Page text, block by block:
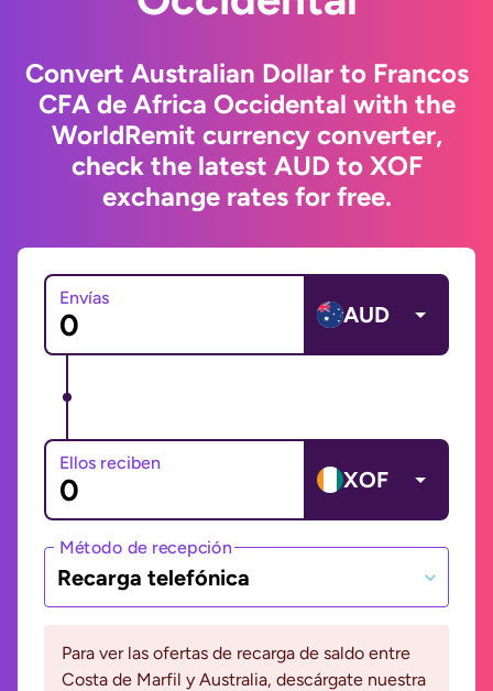
Convert Australian Dollar to Francos
CFA de Africa Occidental with the
WorldRemit currency converter,
check the latest AUD to XOF
exchange rates for free.
Envías
AUD
Ellos reciben
XOF
Método de recepción
Recarga telefónica
Para ver las ofertas de recarga de saldo entre
Costa de Marfil y Australia, descárgate nuestra